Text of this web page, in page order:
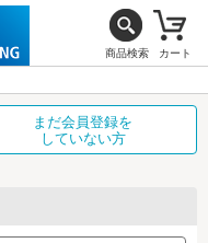
商品検索 カート
まだ会員登録を
していない方